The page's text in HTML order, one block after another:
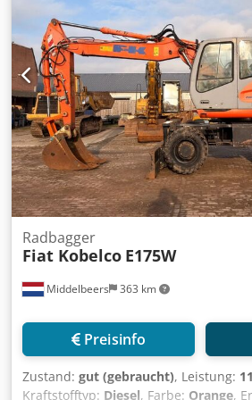
Vollverrohrung (Hammer-, Greifer-,
Schnellwechsler OQ70/55
700mm breit Reifengröße: 10.00-20
Schildabstützung Motor mit 122kW
20,2 to.
Middelbeers 363 km
Radbagger
Fiat Kobelco E175W
Preisinfo
Zustand: gut (gebraucht), Leistung:
Kraftstofftyp: Diesel, Farbe: Orange,